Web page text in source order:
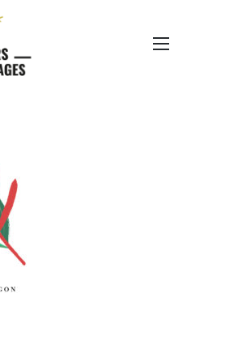
DÉCEMBRE-21